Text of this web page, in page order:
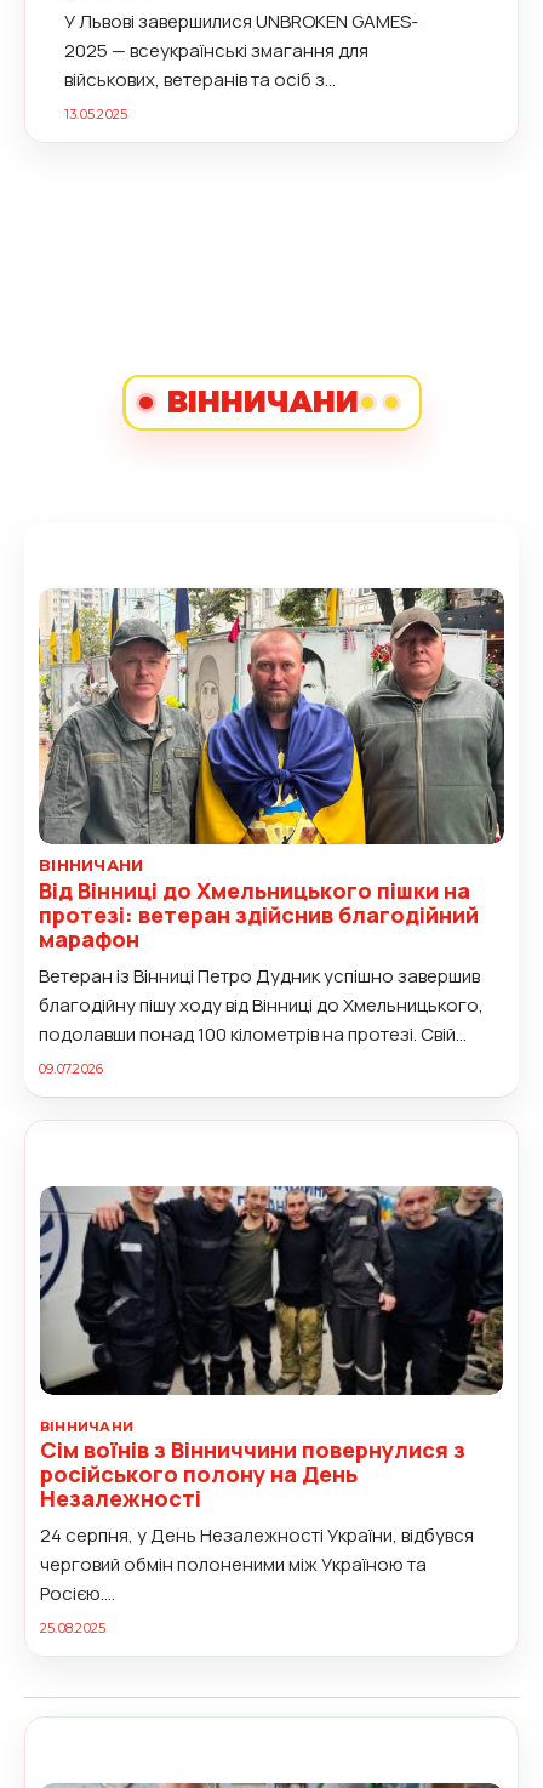
У Львові завершилися UNBROKEN GAMES-
2025 — всеукраїнські змагання для
військових, ветеранів та осіб з...
13.05.2025
ВІННИЧАНИ
ВІННИЧАНИ
Від Вінниці до Хмельницького пішки на
протезі: ветеран здійснив благодійний
марафон
Ветеран із Вінниці Петро Дудник успішно завершив
благодійну пішу ходу від Вінниці до Хмельницького,
подолавши понад 100 кілометрів на протезі. Свій
непростий маршрут він...
09.07.2026
ВІННИЧАНИ
Сім воїнів з Вінниччини повернулися з
російського полону на День
Незалежності
24 серпня, у День Незалежності України, відбувся
черговий обмін полоненими між Україною та
Росією....
25.08.2025